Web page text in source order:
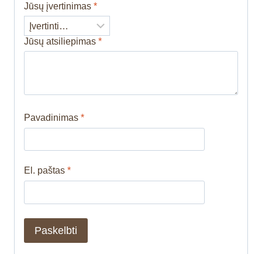
Jūsų įvertinimas *
Jūsų atsiliepimas *
Pavadinimas *
El. paštas *